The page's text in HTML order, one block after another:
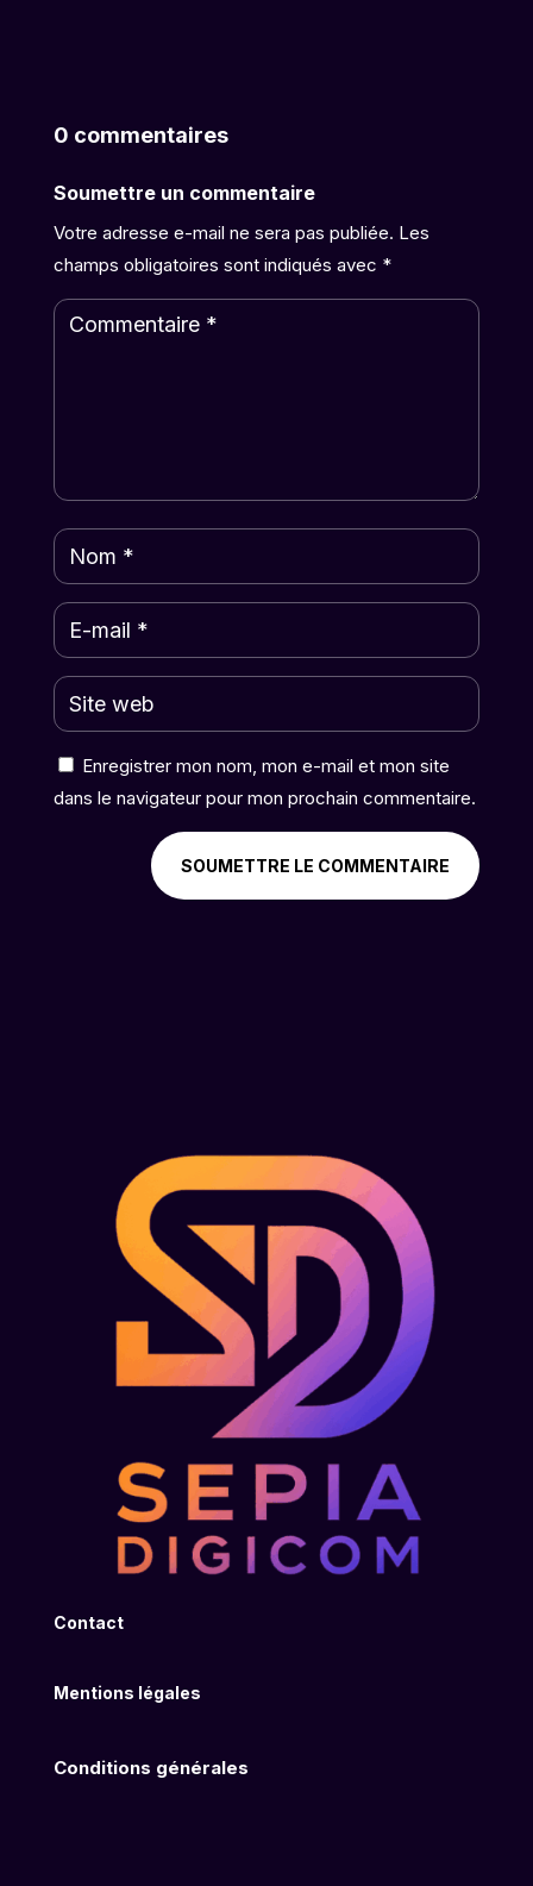
0 commentaires
Soumettre un commentaire
Votre adresse e-mail ne sera pas publiée. Les
champs obligatoires sont indiqués avec *
Enregistrer mon nom, mon e-mail et mon site
dans le navigateur pour mon prochain commentaire.
SOUMETTRE LE COMMENTAIRE
Contact
Mentions légales
Conditions générales